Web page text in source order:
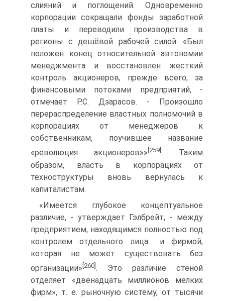
слияний и поглощений. Одновременно
корпорации сокращали фонды заработной
платы и переводили производства в
регионы с дешёвой рабочей силой. «Был
положен конец относительной автономии
менеджмента и восстановлен жесткий
контроль акционеров, прежде всего, за
финансовыми потоками предприятий, -
отмечает Р.С. Дзарасов. - Произошло
перераспределение властных полномочий в
корпорациях от менеджеров к
собственникам, поучившее название
«революция акционеров»» [259] . Таким
образом, власть в корпорациях от
техноструктуры вновь вернулась к
капиталистам.
«Имеется глубокое концептуальное
различие, - утверждает Гэлбрейт, - между
предприятием, находящимся полностью под
контролем отдельного лица... и фирмой,
которая не может существовать без
организации» [260] . Это различие стеной
отделяет «двенадцать миллионов мелких
фирм», т. е. рыночную систему, от тысячи